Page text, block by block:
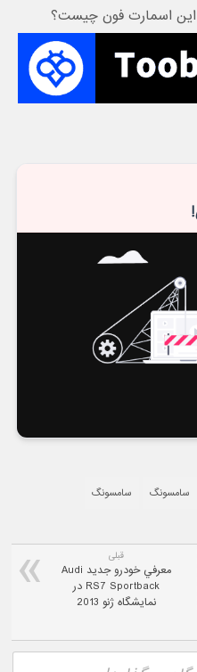
این اسمارت فون چیست؟
سامسونگ سامسونگ
قبلی
معرفي خودرو جديد Audi
RS7 Sportback در
نمايشگاه ژنو 2013